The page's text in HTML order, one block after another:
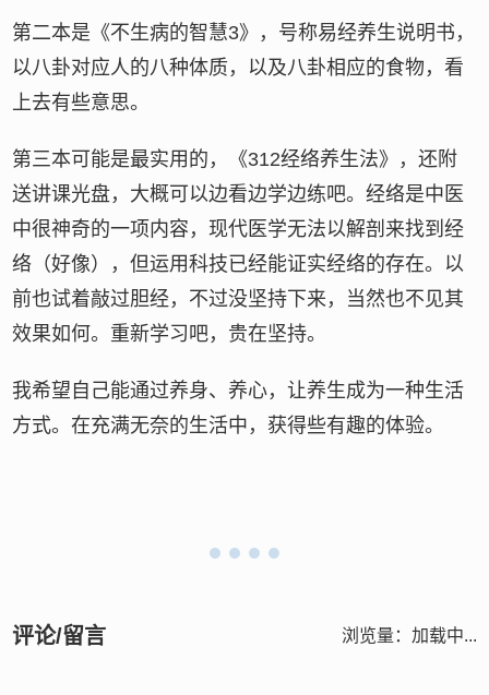
第二本是《不生病的智慧3》，号称易经养生说明书，
以八卦对应人的八种体质，以及八卦相应的食物，看
上去有些意思。
第三本可能是最实用的，《312经络养生法》，还附
送讲课光盘，大概可以边看边学边练吧。经络是中医
中很神奇的一项内容，现代医学无法以解剖来找到经
络（好像），但运用科技已经能证实经络的存在。以
前也试着敲过胆经，不过没坚持下来，当然也不见其
效果如何。重新学习吧，贵在坚持。
我希望自己能通过养身、养心，让养生成为一种生活
方式。在充满无奈的生活中，获得些有趣的体验。
评论/留言 浏览量： 加载中...